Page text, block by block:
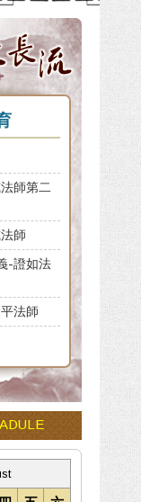
師第二
師
-證如法
法師